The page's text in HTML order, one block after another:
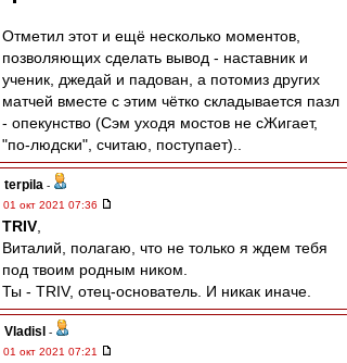
Отметил этот и ещё несколько моментов,
позволяющих сделать вывод - наставник и
ученик, джедай и падован, а потомиз других
матчей вместе с этим чётко складывается пазл
- опекунство (Сэм уходя мостов не сЖигает,
"по-людски", считаю, поступает)..
terpila -
01 окт 2021 07:36
TRIV
Виталий, полагаю, что не только я ждем тебя
под твоим родным ником.
Ты - TRIV, отец-основатель. И никак иначе.
Vladisl
-
01 окт 2021 07:21